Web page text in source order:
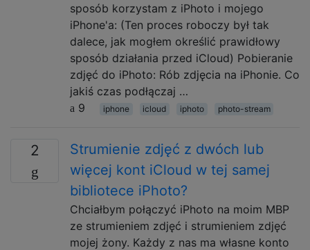
sposób korzystam z iPhoto i mojego
iPhone'a: ​​(Ten proces roboczy był tak
dalece, jak mogłem określić prawidłowy
sposób działania przed iCloud) Pobieranie
zdjęć do iPhoto: Rób zdjęcia na iPhonie. Co
jakiś czas podłączaj …
9
iphone icloud iphoto photo-stream
2
Strumienie zdjęć z dwóch lub
więcej kont iCloud w tej samej
bibliotece iPhoto?
Chciałbym połączyć iPhoto na moim MBP
ze strumieniem zdjęć i strumieniem zdjęć
mojej żony. Każdy z nas ma własne konto